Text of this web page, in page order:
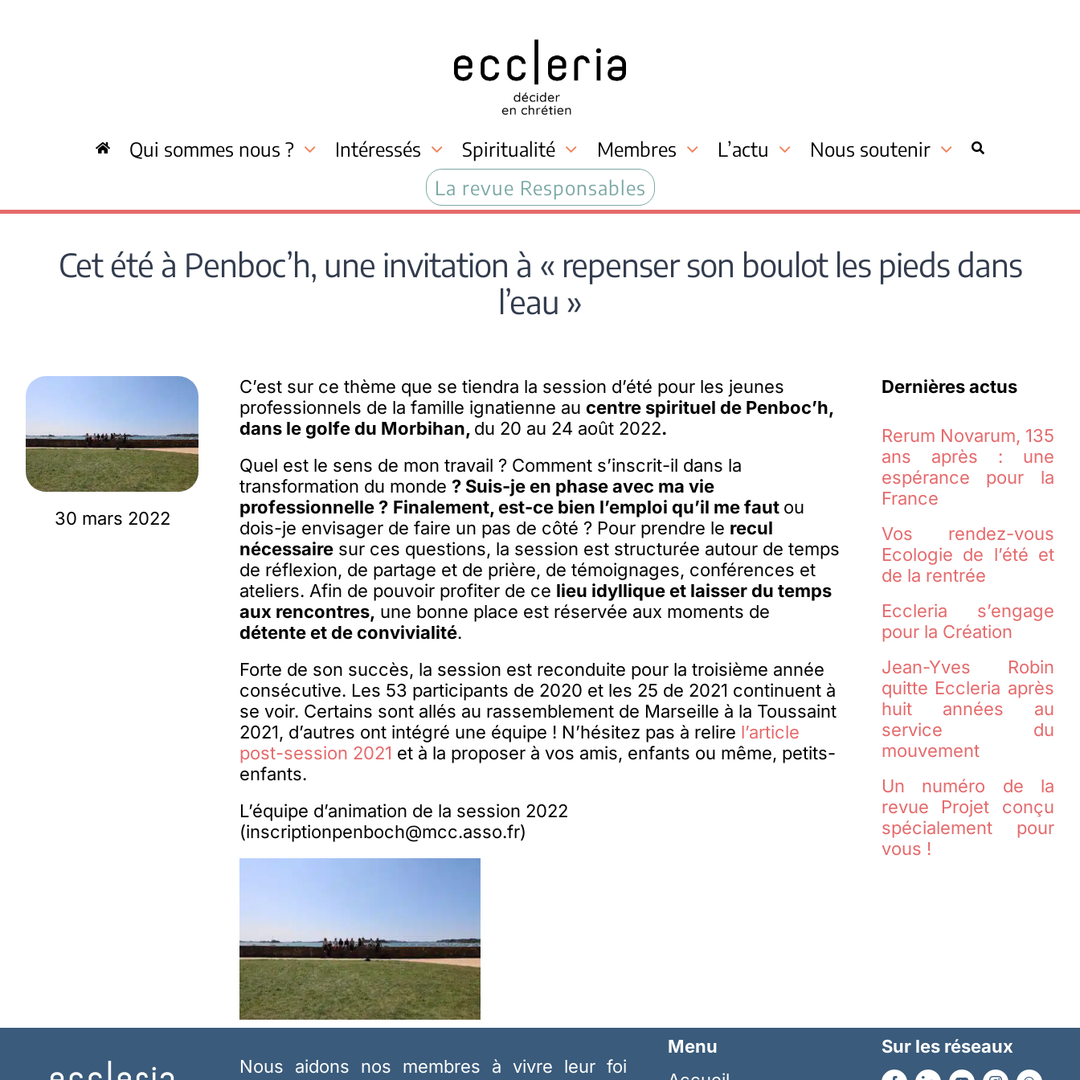
Qui sommes nous ? Intéressés Spiritualité Membres L’actu
Nous soutenir
La revue Responsables
Cet été à Penboc’h, une invitation à « repenser son boulot les pieds dans
l’eau »
30 mars 2022
C’est sur ce thème que se tiendra la session d’été pour les jeunes
professionnels de la famille ignatienne au centre spirituel de Penboc’h,
dans le golfe du Morbihan, du 20 au 24 août 2022.
Quel est le sens de mon travail ? Comment s’inscrit-il dans la
transformation du monde ? Suis-je en phase avec ma vie
professionnelle ? Finalement, est-ce bien l’emploi qu’il me faut ou
dois-je envisager de faire un pas de côté ? Pour prendre le recul
nécessaire sur ces questions, la session est structurée autour de temps
de réflexion, de partage et de prière, de témoignages, conférences et
ateliers. Afin de pouvoir profiter de ce lieu idyllique et laisser du temps
aux rencontres, une bonne place est réservée aux moments de
détente et de convivialité.
Forte de son succès, la session est reconduite pour la troisième année
consécutive. Les 53 participants de 2020 et les 25 de 2021 continuent à
se voir. Certains sont allés au rassemblement de Marseille à la Toussaint
2021, d’autres ont intégré une équipe ! N’hésitez pas à relire l’article
post-session 2021 et à la proposer à vos amis, enfants ou même, petits-
enfants.
L’équipe d’animation de la session 2022
(inscriptionpenboch@mcc.asso.fr)
Dernières actus
Rerum Novarum, 135
ans après : une
espérance pour la
France
Vos rendez-vous
Ecologie de l’été et
de la rentrée
Eccleria s’engage
pour la Création
Jean-Yves Robin
quitte Eccleria après
huit années au
service du
mouvement
Un numéro de la
revue Projet conçu
spécialement pour
vous !
Nous aidons nos membres à vivre leur foi
Menu
Sur les réseaux